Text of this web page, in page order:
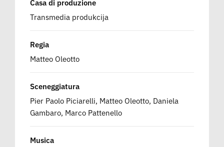
Casa di produzione
Transmedia produkcija
Regia
Matteo Oleotto
Sceneggiatura
Pier Paolo Piciarelli, Matteo Oleotto, Daniela
Gambaro, Marco Pattenello
Musica